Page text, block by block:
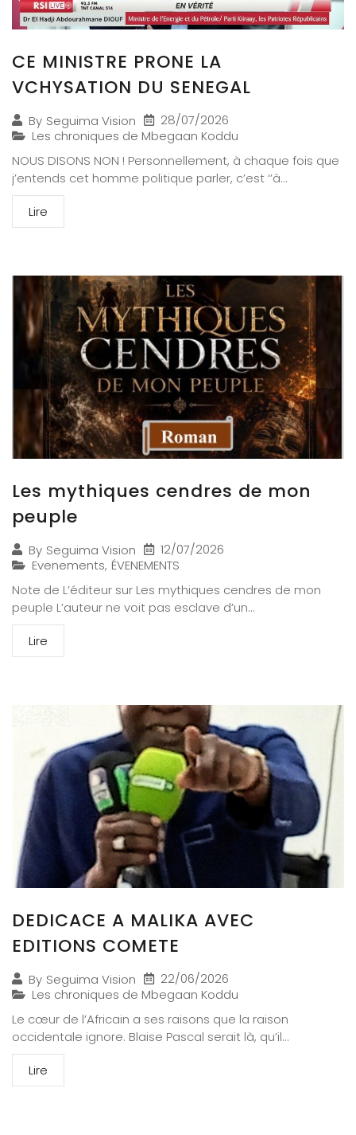
CE MINISTRE PRONE LA
VCHYSATION DU SENEGAL
By Seguima Vision
28/07/2026
Les chroniques de Mbegaan Koddu
NOUS DISONS NON ! Personnellement, à chaque fois que
j’entends cet homme politique parler, c’est ‘’à...
Lire
Les mythiques cendres de mon
peuple
By Seguima Vision
12/07/2026
Evenements, ÉVENEMENTS
Note de L’éditeur sur Les mythiques cendres de mon
peuple L’auteur ne voit pas esclave d’un...
Lire
DEDICACE A MALIKA AVEC
EDITIONS COMETE
By Seguima Vision
22/06/2026
Les chroniques de Mbegaan Koddu
Le cœur de l’Africain a ses raisons que la raison
occidentale ignore. Blaise Pascal serait là, qu’il...
Lire